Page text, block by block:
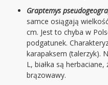
Graptemys
samce osiągają
cm. Jest to chyba w
podgatunek.
karapaksem (talerzyk).
L, białka są
brązowawy.